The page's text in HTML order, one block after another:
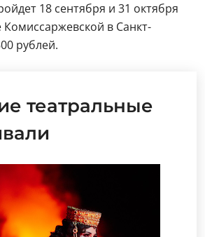
18 сентября и 31 октября
Комиссаржевской в Санкт-
рублей.
театральные